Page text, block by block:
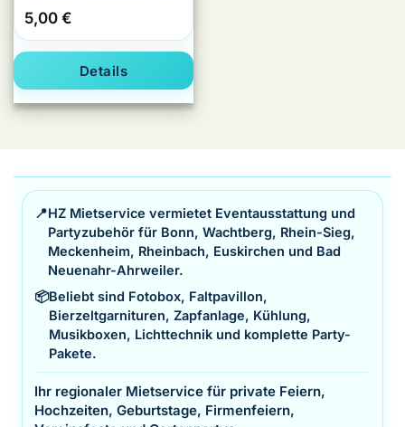
5,00 €
Details
📍HZ Mietservice vermietet Eventausstattung und
Partyzubehör für Bonn, Wachtberg, Rhein-Sieg,
Meckenheim, Rheinbach, Euskirchen und Bad
Neuenahr-Ahrweiler.
📦Beliebt sind Fotobox, Faltpavillon,
Bierzeltgarnituren, Zapfanlage, Kühlung,
Musikboxen, Lichttechnik und komplette Party-
Pakete.
Ihr regionaler Mietservice für private Feiern,
Hochzeiten, Geburtstage, Firmenfeiern,